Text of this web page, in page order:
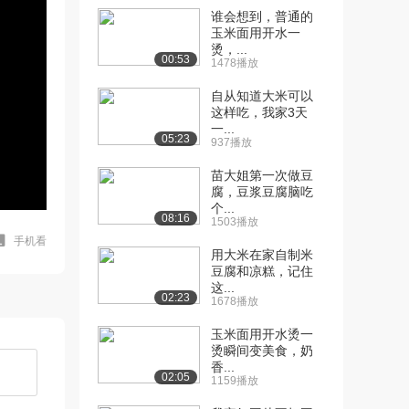
手机看
00:53
谁会想到，普通的
玉米面用开水一
烫，...
1478播放
05:23
自从知道大米可以
这样吃，我家3天
一...
937播放
08:16
苗大姐第一次做豆
腐，豆浆豆腐脑吃
个...
1503播放
02:23
用大米在家自制米
豆腐和凉糕，记住
这...
1678播放
02:05
玉米面用开水烫一
烫瞬间变美食，奶
香...
1159播放